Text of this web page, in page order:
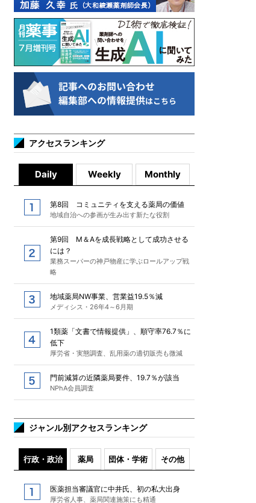
アクセスランキング
Daily Weekly Monthly
第8回 コミュニティを支える薬局の価値
地域自治への参画が生み出す新たな役割
第9回 M＆Aを成長戦略として成功させる
には？
業務スーパーの神戸物産に学ぶロールアップ戦
略
地域薬局NW事業、営業益19.5％減
メディシス・26年4～6月期
1類薬「文書で情報提供」、順守率76.7％に
低下
厚労省・実態調査、乱用薬の適切販売も微減
門前減算の近隣薬局要件、19.7％が該当
NPhA会員調査
ジャンル別アクセスランキング
行政・政治 薬局 団体・学術 その他
医薬担当審議官に中井氏、初の私大出身
厚労省人事、薬局関連施策にも精通